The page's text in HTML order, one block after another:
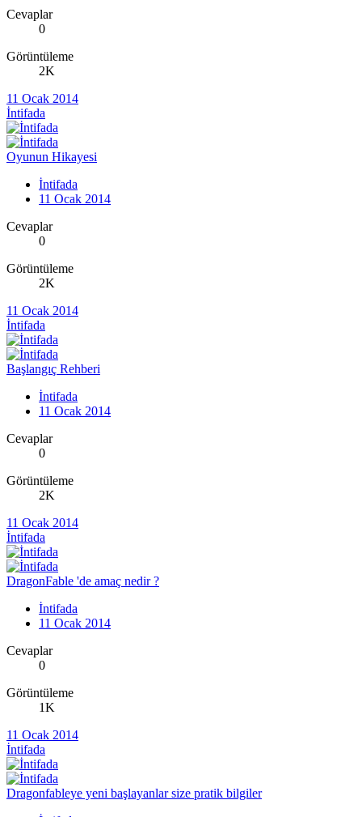
Cevaplar
0
Görüntüleme
2K
11 Ocak 2014
İntifada
Oyunun Hikayesi
İntifada
11 Ocak 2014
Cevaplar
0
Görüntüleme
2K
11 Ocak 2014
İntifada
Başlangıç Rehberi
İntifada
11 Ocak 2014
Cevaplar
0
Görüntüleme
2K
11 Ocak 2014
İntifada
DragonFable 'de amaç nedir ?
İntifada
11 Ocak 2014
Cevaplar
0
Görüntüleme
1K
11 Ocak 2014
İntifada
Dragonfableye yeni başlayanlar size pratik bilgiler